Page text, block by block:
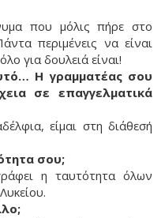
που μόλις πήρε στο
περιμένεις να είναι
για δουλειά είναι!
Η γραμματέας σου
σε επαγγελματικά
είμαι στη διάθεσή
σου;
η ταυτότητα όλων